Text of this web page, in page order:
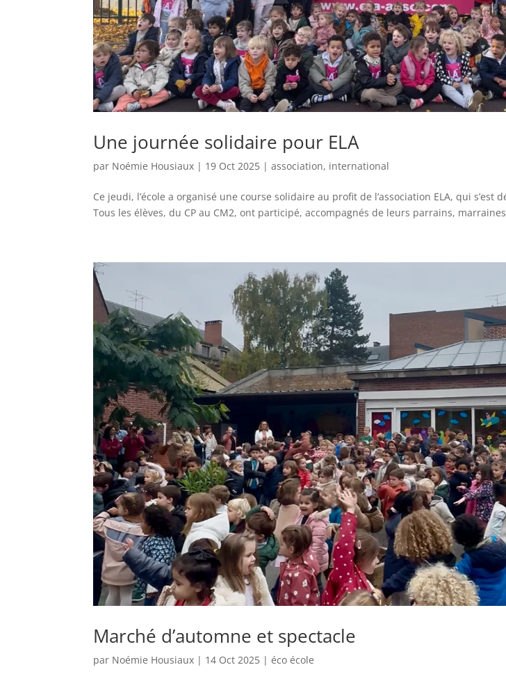
Une journée solidaire pour ELA
par Noémie Housiaux | 19 Oct 2025 |association, international
Ce jeudi, l’école a organisé une course solidaire au profit de l’association ELA, qui s’est
Tous les élèves, du CP au CM2, ont participé, accompagnés de leurs parrains,
Marché d’automne et spectacle
par Noémie Housiaux | 14 Oct 2025 |éco école